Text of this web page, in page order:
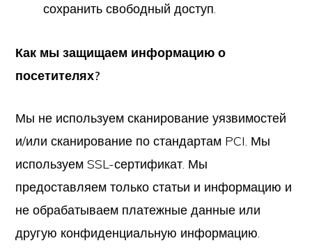
сохранить свободный доступ.
Как мы защищаем информацию о
посетителях?
Мы не используем сканирование уязвимостей
и/или сканирование по стандартам PCI. Мы
используем SSL-сертификат. Мы
предоставляем только статьи и информацию и
не обрабатываем платежные данные или
другую конфиденциальную информацию.